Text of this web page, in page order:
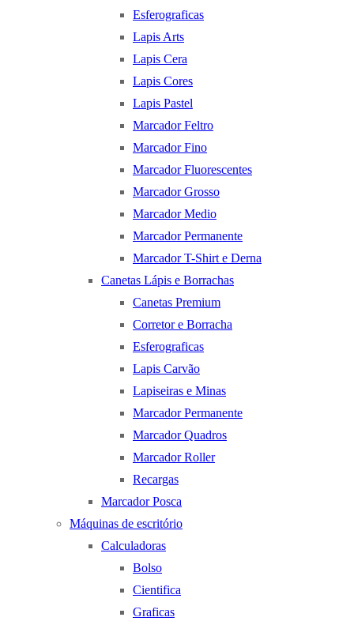
Esferograficas
Lapis Arts
Lapis Cera
Lapis Cores
Lapis Pastel
Marcador Feltro
Marcador Fino
Marcador Fluorescentes
Marcador Grosso
Marcador Medio
Marcador Permanente
Marcador T-Shirt e Derna
Canetas Lápis e Borrachas
Canetas Premium
Corretor e Borracha
Esferograficas
Lapis Carvão
Lapiseiras e Minas
Marcador Permanente
Marcador Quadros
Marcador Roller
Recargas
Marcador Posca
Máquinas de escritório
Calculadoras
Bolso
Cientifica
Graficas